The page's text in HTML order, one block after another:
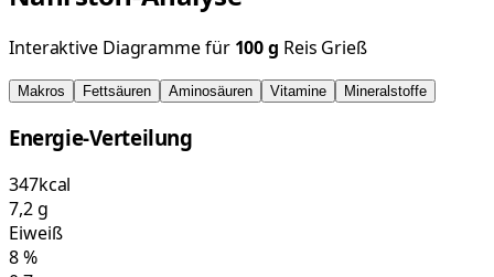
Interaktive Diagramme für 100g Reis Grieß
Makros Fettsäuren Aminosäuren Vitamine Mineralstoffe
Energie-Verteilung
347kcal
7,2g
Eiweiß
8%